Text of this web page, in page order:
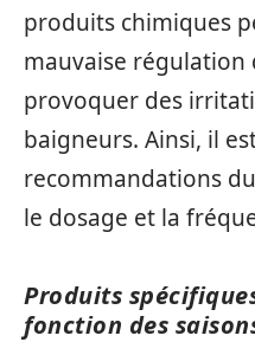
produits chimiques
mauvaise régulation
provoquer des
baigneurs. Ainsi, il
recommandations
le dosage et la
Produits
fonction des